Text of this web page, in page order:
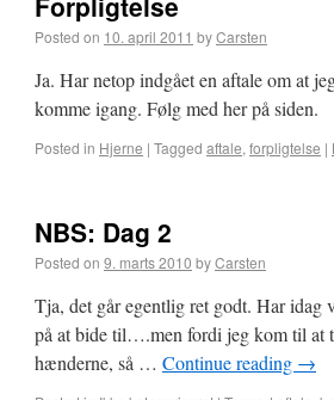
Posted on 10. april 2011 byCarsten
Ja. Har netop indgået en aftale om at
komme igang. Følg med her på siden.
Posted in Hjerne | Tagged aftale, forpligtelse |
NBS: Dag 2
Posted on 9. marts 2010 byCarsten
Tja, det går egentlig ret godt. Har
på at bide til….men fordi jeg kom til at
hænderne, så … Continue reading →